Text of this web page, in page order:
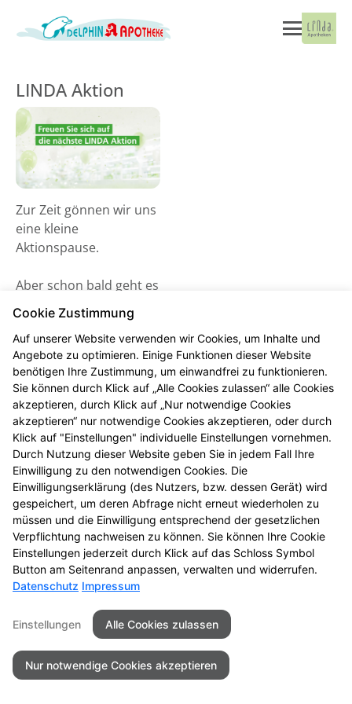
LINDA Aktion
Zur Zeit gönnen wir uns
eine kleine
Aktionspause.
Aber schon bald geht es
wieder los! Schauen Sie
gerne ab dem 02. Juni
2026 vorbei und
entdecken Sie neue
Aktionsprodukte und
das nächste
Gewinnspiel.
Kontakt Impressum
Datenschutz
Barrierefreiheit
© 2026 Delphin Apotheke
Cookie Zustimmung
Auf unserer Website verwenden wir Cookies, um Inhalte und
Angebote zu optimieren. Einige Funktionen dieser Website
benötigen Ihre Zustimmung, um einwandfrei zu funktionieren.
Sie können durch Klick auf „Alle Cookies zulassen“ alle Cookies
akzeptieren, durch Klick auf „Nur notwendige Cookies
akzeptieren“ nur notwendige Cookies akzeptieren, oder durch
Klick auf "Einstellungen" individuelle Einstellungen vornehmen.
Durch Nutzung dieser Website geben Sie in jedem Fall Ihre
Einwilligung zu den notwendigen Cookies. Die
Einwilligungserklärung (des Nutzers, bzw. dessen Gerät) wird
gespeichert, um deren Abfrage nicht erneut wiederholen zu
müssen und die Einwilligung entsprechend der gesetzlichen
Verpflichtung nachweisen zu können. Sie können Ihre Cookie
Einstellungen jederzeit durch Klick auf das Schloss Symbol
Button am Seitenrand anpassen, verwalten und widerrufen.
Datenschutz Impressum
Einstellungen Alle Cookies zulassen
Nur notwendige Cookies akzeptieren